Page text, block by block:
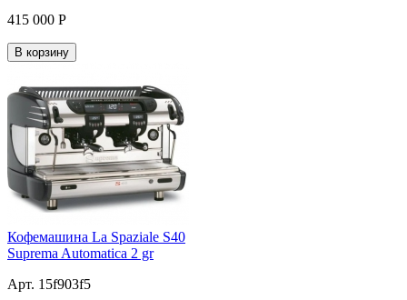
415 000 Р
В корзину
Кофемашина La Spaziale S40
Suprema Automatica 2 gr
Арт. 15f903f5